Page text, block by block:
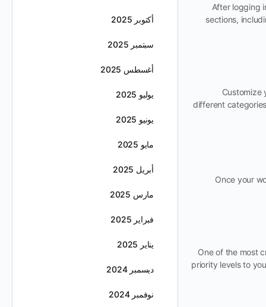
After logging
sections,
Customize
different
Once your
One of the most
priority levels to
أكتوبر 2025
سبتمبر 2025
أغسطس 2025
يوليو 2025
يونيو 2025
مايو 2025
أبريل 2025
مارس 2025
فبراير 2025
يناير 2025
ديسمبر 2024
نوفمبر 2024